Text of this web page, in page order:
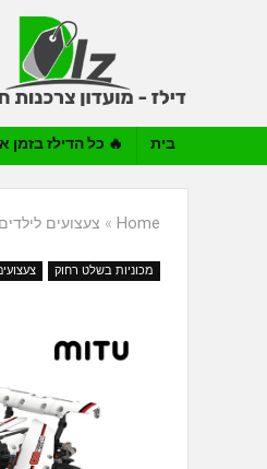
בית 🔥 כל הדילז בזמן
Home
» צעצועים לילדים
מכוניות בשלט רחוק